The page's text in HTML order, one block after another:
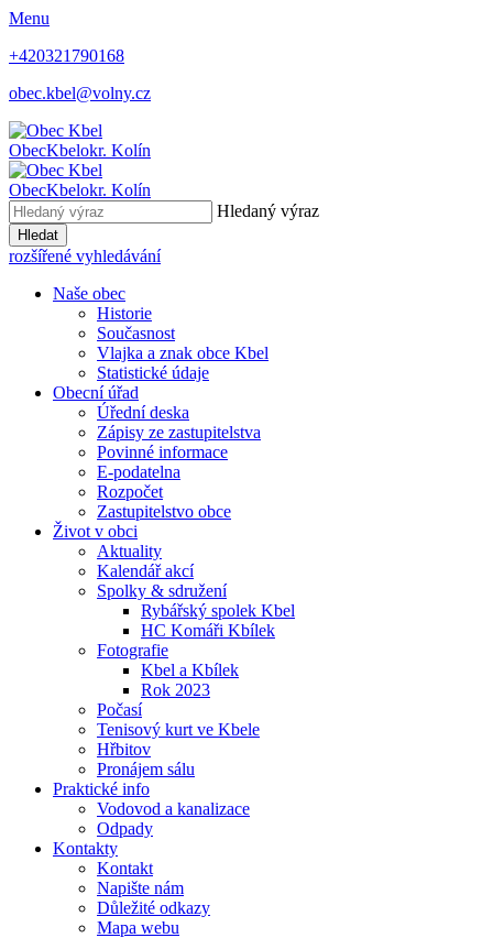
Menu
+420321790168
obec.kbel@volny.cz
ObecKbelokr. Kolín
ObecKbelokr. Kolín
Hledaný výraz
Hledat
rozšířené vyhledávání
Naše obec
Historie
Současnost
Vlajka a znak obce Kbel
Statistické údaje
Obecní úřad
Úřední deska
Zápisy ze zastupitelstva
Povinné informace
E-podatelna
Rozpočet
Zastupitelstvo obce
Život v obci
Aktuality
Kalendář akcí
Spolky & sdružení
Rybářský spolek Kbel
HC Komáři Kbílek
Fotografie
Kbel a Kbílek
Rok 2023
Počasí
Tenisový kurt ve Kbele
Hřbitov
Pronájem sálu
Praktické info
Vodovod a kanalizace
Odpady
Kontakty
Kontakt
Napište nám
Důležité odkazy
Mapa webu